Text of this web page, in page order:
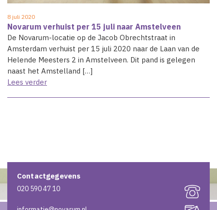
8 juli 2020
Novarum verhuist per 15 juli naar Amstelveen
De Novarum-locatie op de Jacob Obrechtstraat in
Amsterdam verhuist per 15 juli 2020 naar de Laan van de
Helende Meesters 2 in Amstelveen. Dit pand is gelegen
naast het Amstelland […]
Lees verder
Contactgegevens
020 590 47 10